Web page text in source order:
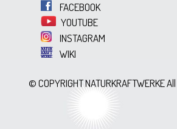
FACEBOOK
YOUTUBE
INSTAGRAM
WIKI
© COPYRIGHT NATURKRAFTWERKE